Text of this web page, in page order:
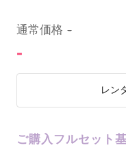
通常価格 -
-
レン
ご購入フルセット